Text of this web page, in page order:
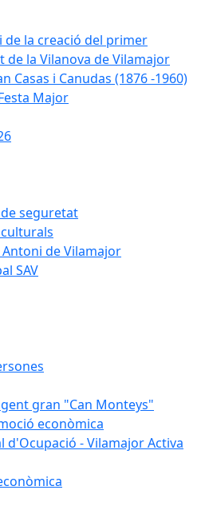
de la creació del primer
de la Vilanova de Vilamajor
Casas i Canudas (1876 -1960)
Major
seguretat
de Vilamajor
SAV
gent gran "Can Monteys"
econòmica
d'Ocupació - Vilamajor Activa